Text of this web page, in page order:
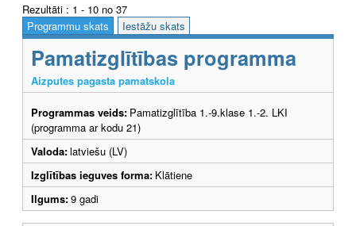
Rezultāti : 1 - 10 no 37
Programmu skats
Iestāžu skats
Pamatizglītības programma
Aizputes pagasta pamatskola
Programmas veids: Pamatizglītība 1.-9.klase 1.-2. LKI
(programma ar kodu 21)
Valoda:latviešu (LV)
Izglītības ieguves forma: Klātiene
Ilgums:9 gadi